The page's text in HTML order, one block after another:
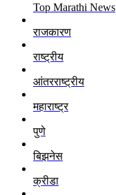
Top Marathi News
राजकारण
राष्ट्रीय
आंतरराष्ट्रीय
महाराष्ट्र
पुणे
बिझनेस
क्रीडा